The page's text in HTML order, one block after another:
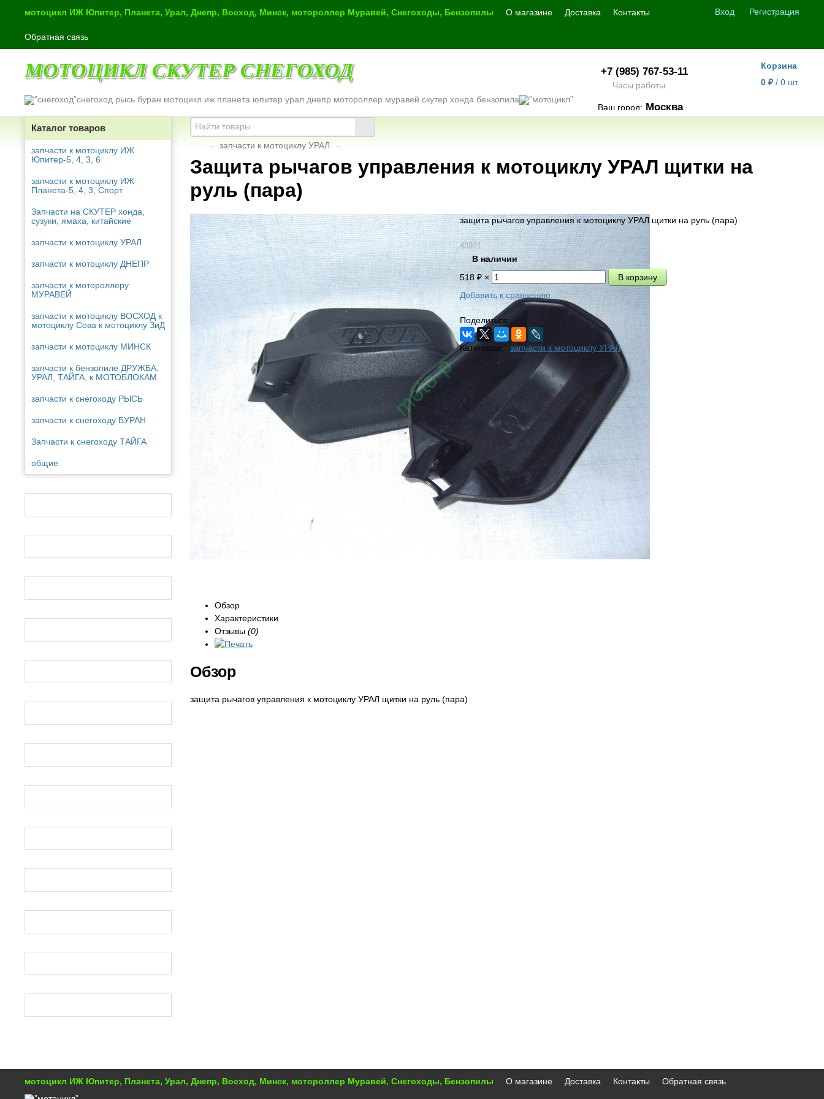
Вход Регистрация
мотоцикл ИЖ Юпитер, Планета, Урал, Днепр, Восход, Минск, мотороллер Муравей, Снегоходы, Бензопилы О магазине Доставка Контакты
Обратная связь
МОТОЦИКЛ СКУТЕР СНЕГОХОД
снегоход рысь буран мотоцикл иж планета юпитер урал днепр мотороллер муравей скутер хонда бензопила
+7 (985) 767-53-11
Часы работы
Ваш город: Москва
Корзина
0 ₽ / 0 шт.
Каталог товаров
запчасти к мотоциклу ИЖ
Юпитер-5, 4, 3, 6
запчасти к мотоциклу ИЖ
Планета-5, 4, 3, Спорт
Запчасти на СКУТЕР хонда,
сузуки, ямаха, китайские
запчасти к мотоциклу УРАЛ
запчасти к мотоциклу ДНЕПР
запчасти к мотороллеру
МУРАВЕЙ
запчасти к мотоциклу ВОСХОД к
мотоциклу Сова к мотоциклу ЗиД
запчасти к мотоциклу МИНСК
запчасти к бензопиле ДРУЖБА,
УРАЛ, ТАЙГА, к МОТОБЛОКАМ
запчасти к снегоходу РЫСЬ
запчасти к снегоходу БУРАН
Запчасти к снегоходу ТАЙГА
общие
→ запчасти к мотоциклу УРАЛ →
Защита рычагов управления к мотоциклу УРАЛ щитки на
руль (пара)
защита рычагов управления к мотоциклу УРАЛ щитки на руль (пара)
43921
В наличии
518 ₽ ×
Добавить к сравнению
Поделиться:
Категории: запчасти к мотоциклу УРАЛ
Обзор
Характеристики
Отзывы (0)
Обзор
защита рычагов управления к мотоциклу УРАЛ щитки на руль (пара)
мотоцикл ИЖ Юпитер, Планета, Урал, Днепр, Восход, Минск, мотороллер Муравей, Снегоходы, Бензопилы О магазине Доставка Контакты Обратная связь